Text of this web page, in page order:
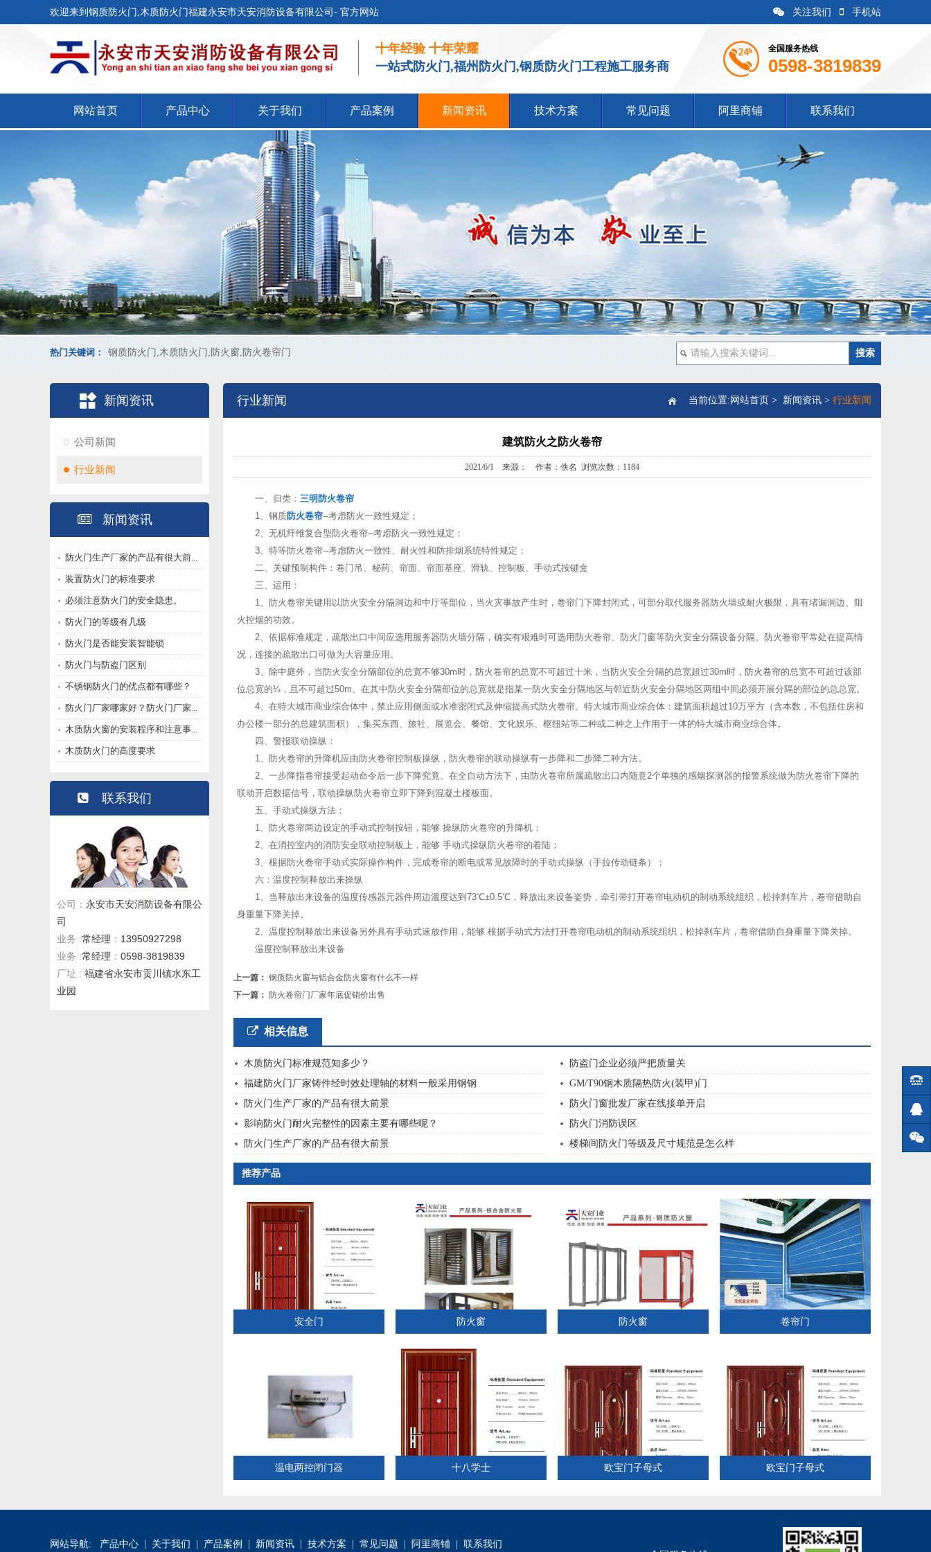
欢迎来到钢质防火门,木质防火门福建永安市天安消防设备有限公司- 官方网站 关注我们 手机站
全国服务热线
0598-3819839
十年经验 十年荣耀
一站式防火门,福州防火门,钢质防火门工程施工服务商
网站首页 产品中心 关于我们 产品案例 新闻资讯 技术方案 常见问题 阿里商铺 联系我们
热门关键词： 钢质防火门,木质防火门,防火窗,防火卷帘门
新闻资讯
公司新闻
行业新闻
新闻资讯
防火门生产厂家的产品有很大前...
装置防火门的标准要求
必须注意防火门的安全隐患。
防火门的等级有几级
防火门是否能安装智能锁
防火门与防盗门区别
不锈钢防火门的优点都有哪些？
防火门厂家哪家好？防火门厂家...
木质防火窗的安装程序和注意事...
木质防火门的高度要求
联系我们
公司： 永安市天安消防设备有限公
司
业务 :常经理 ： 13950927298
业务 :常经理 ： 0598-3819839
厂址 : 福建省永安市贡川镇水东工
业园
行业新闻 当前位置: 网站首页 > 新闻资讯 > 行业新闻
建筑防火之防火卷帘
2021/6/1 来源： 作者：佚名 浏览次数：1184
一、归类： 三明防火卷帘
1、钢质防火卷帘--考虑防火一致性规定；
2、无机纤维复合型防火卷帘--考虑防火一致性规定；
3、特等防火卷帘--考虑防火一致性、耐火性和防排烟系统特性规定；
二、关键预制构件：卷门吊、秘药、帘面、帘面基座、滑轨、控制板、手动式按键盒
三、运用：
1、防火卷帘关键用以防火安全分隔洞边和中厅等部位，当火灾事故产生时，卷帘门下降封闭式，可部分取代服务器防火墙或耐火极限，具有堵漏洞边、阻
火控烟的功效。
2、依据标准规定，疏散出口中间应选用服务器防火墙分隔，确实有艰难时可选用防火卷帘、防火门窗等防火安全分隔设备分隔。防火卷帘平常处在提高情
况，连接的疏散出口可做为大容量应用。
3、除中庭外，当防火安全分隔部位的总宽不够30m时，防火卷帘的总宽不可超过十米，当防火安全分隔的总宽超过30m时， 防火卷帘的总宽不可超过该部
位总宽的⅓，且不可超过50m。在其中防火安全分隔部位的总宽就是指某一防火安全分隔地区与邻近防火安全分隔地区两组中间必须开展分隔的部位的总总宽。
4、在特大城市商业综合体中，禁止应用侧面或水准密闭式及伸缩提高式防火卷帘。特大城市商业综合体：建筑面积超过10万平方（含本数，不包括住房和
办公楼一部分的总建筑面积），集买东西、旅社、展览会、餐馆、文化娱乐、枢纽站等二种或二种之上作用于一体的特大城市商业综合体。
四、警报联动操纵：
1、防火卷帘的升降机应由防火卷帘控制板操纵，防火卷帘的联动操纵有一步降和二步降二种方法。
2、一步降指卷帘接受起动命令后一步下降究竟。在全自动方法下，由防火卷帘所属疏散出口内随意2个单独的感烟探测器的报警系统做为防火卷帘下降的
联动开启数据信号，联动操纵防火卷帘立即下降到混凝土楼板面。
五、手动式操纵方法：
1、防火卷帘两边设定的手动式控制按钮，能够 操纵防火卷帘的升降机；
2、在消控室内的消防安全联动控制板上，能够 手动式操纵防火卷帘的着陆；
3、根据防火卷帘手动式实际操作构件，完成卷帘的断电或常见故障时的手动式操纵（手拉传动链条）；
六：温度控制释放出来操纵
1、当释放出来设备的温度传感器元器件周边溫度达到73℃±0.5℃，释放出来设备姿势，牵引带打开卷帘电动机的制动系统组织，松掉刹车片，卷帘借助自
身重量下降关掉。
2、温度控制释放出来设备另外具有手动式速放作用，能够 根据手动式方法打开卷帘电动机的制动系统组织，松掉刹车片，卷帘借助自身重量下降关掉。
温度控制释放出来设备
上一篇： 钢质防火窗与铝合金防火窗有什么不一样
下一篇：
防火卷帘门厂家年底促销价出售
相关信息
木质防火门标准规范知多少？
防盗门企业必须严把质量关
福建防火门厂家铸件经时效处理轴的材料一般采用钢钢
GM/T90钢木质隔热防火(装甲)门
防火门生产厂家的产品有很大前景
防火门窗批发厂家在线接单开启
影响防火门耐火完整性的因素主要有哪些呢？
防火门消防误区
防火门生产厂家的产品有很大前景
楼梯间防火门等级及尺寸规范是怎么样
推荐产品
安全门 防火窗 防火窗 卷帘门
温电两控闭门器 十八学士 欧宝门子母式 欧宝门子母式
网站导航: 产品中心 关于我们 产品案例 新闻资讯 技术方案 常见问题 阿里商铺 联系我们